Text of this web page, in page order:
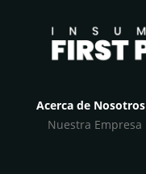
Acerca de Nosotros
Nuestra Empresa